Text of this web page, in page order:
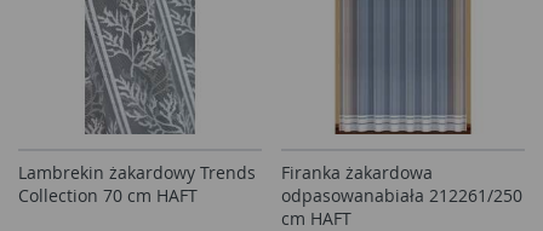
Lambrekin żakardowy Trends
Collection 70 cm HAFT
Firanka żakardowa
odpasowanabiała 212261/250
cm HAFT